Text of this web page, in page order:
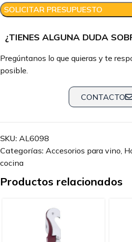
SOLICITAR PRESUPUESTO
¿TIENES ALGUNA DUDA
Pregúntanos lo que quieras y te
posible.
CONTACTO
SKU: AL6098
Categorías: Accesorios para vino,
cocina
Productos relacionados